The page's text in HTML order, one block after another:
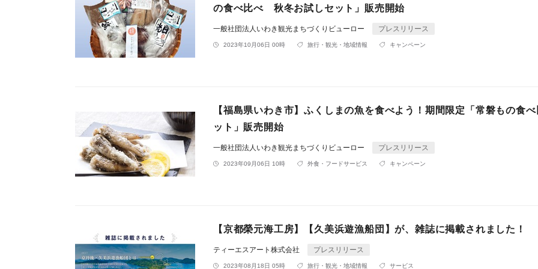
の食べ比べ 秋冬お試しセット」販売開始
一般社団法人いわき観光まちづくりビューロー プレスリリース
2023年10月06日 00時 旅行・観光・地域情報 キャンペーン
【福島県いわき市】ふくしまの魚を食べよう！期間限定「常磐もの食
ット」販売開始
一般社団法人いわき観光まちづくりビューロー プレスリリース
2023年09月06日 10時 外食・フードサービス キャンペーン
【京都榮元海工房】【久美浜遊漁船団】が、雑誌に掲載されました！
ティーエスアート株式会社 プレスリリース
2023年08月18日 05時 旅行・観光・地域情報 サービス